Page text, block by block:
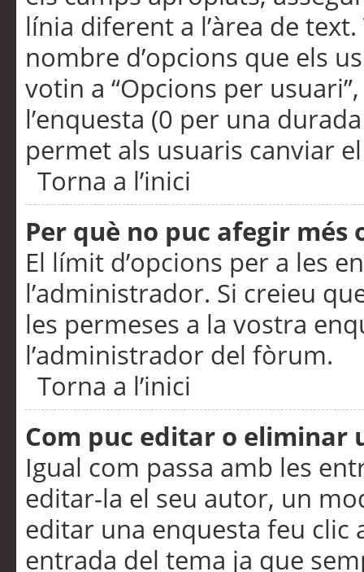
línia diferent a l’àrea de
nombre d’opcions que els
votin a “Opcions per
l’enquesta (0 per una
permet als usuaris canviar
Torna a l’inici
Per què no puc afegir més
El límit d’opcions per a les
l’administrador. Si creieu
les permeses a la vostra
l’administrador del fòrum.
Torna a l’inici
Com puc editar o eliminar
Igual com passa amb les
editar-la el seu autor, un
editar una enquesta feu clic
entrada del tema ja que